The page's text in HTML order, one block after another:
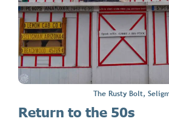
The Rusty Bolt,
Return to the 50s